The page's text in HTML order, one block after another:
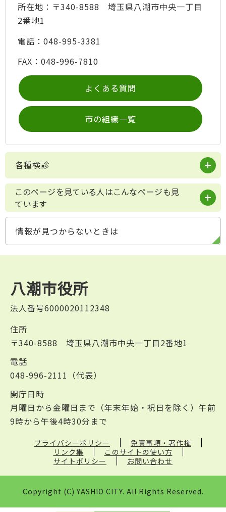
所在地：〒340-8588 埼玉県八潮市中央一丁目
2番地1
電話：048-995-3381
FAX：048-996-7810
よくある質問
市の組織一覧
各種検診
このページを見ている人はこんなページも見
ています
情報が見つからないときは
八潮市役所
法人番号6000020112348
住所
〒340-8588 埼玉県八潮市中央一丁目2番地1
電話
048-996-2111（代表）
開庁日時
月曜日から金曜日まで（年末年始・祝日を除く）午前
9時から午後4時30分まで
プライバシーポリシー
免責事項・著作権
リンク集
このサイトの使い方
サイトポリシー
お問い合わせ
Copyright (C) YASHIO CITY. All Rights Reserved.